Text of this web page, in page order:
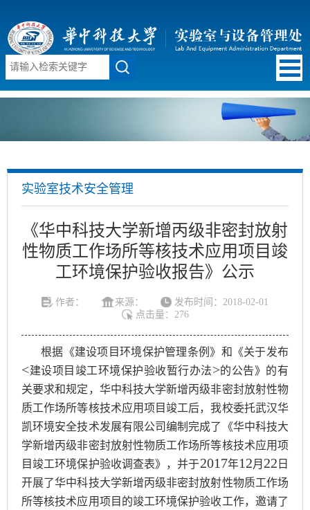
实验室技术安全管理
《华中科技大学新增丙级非密封放射
性物质工作场所等核技术应用项目竣
工环境保护验收报告》公示
作者： 来源：
发布时间：2018-02-01
点击量： 276
根据《建设项目环境保护管理条例》和《关于发布
<建设项目竣工环境保护验收暂行办法>的公告》的有
关要求和规定，华中科技大学新增丙级非密封放射性物
质工作场所等核技术应用项目竣工后，我校委托武汉华
凯环境安全技术发展有限公司编制完成了《华中科技大
学新增丙级非密封放射性物质工作场所等核技术应用项
目竣工环境保护验收调查表》，并于2017年12月 22 日
开展了华中科技大学新增丙级非密封放射性物质工作场
所等核技术应用项目的竣工环境保护验收工作，邀请了